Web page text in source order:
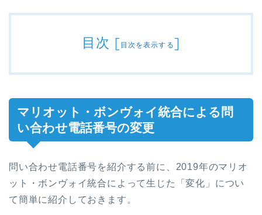
目次 [目次を表示する]
マリオット・ボンヴォイ統合による問
い合わせ電話番号の変更
問い合わせ電話番号を紹介する前に、2019年のマリオ
ット・ボンヴォイ統合によって生じた「変化」につい
て簡単に紹介しておきます。